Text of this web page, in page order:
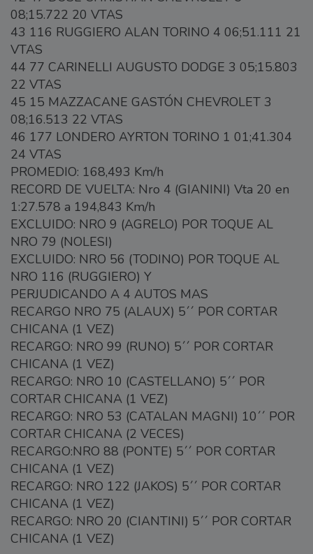
08;15.722 20 VTAS
43 116 RUGGIERO ALAN TORINO 4 06;51.111 21
VTAS
44 77 CARINELLI AUGUSTO DODGE 3 05;15.803
22 VTAS
45 15 MAZZACANE GASTÓN CHEVROLET 3
08;16.513 22 VTAS
46 177 LONDERO AYRTON TORINO 1 01;41.304
24 VTAS
PROMEDIO: 168,493 Km/h
RECORD DE VUELTA: Nro 4 (GIANINI) Vta 20 en
1:27.578 a 194,843 Km/h
EXCLUIDO: NRO 9 (AGRELO) POR TOQUE AL
NRO 79 (NOLESI)
EXCLUIDO: NRO 56 (TODINO) POR TOQUE AL
NRO 116 (RUGGIERO) Y
PERJUDICANDO A 4 AUTOS MAS
RECARGO NRO 75 (ALAUX) 5´´ POR CORTAR
CHICANA (1 VEZ)
RECARGO: NRO 99 (RUNO) 5´´ POR CORTAR
CHICANA (1 VEZ)
RECARGO: NRO 10 (CASTELLANO) 5´´ POR
CORTAR CHICANA (1 VEZ)
RECARGO: NRO 53 (CATALAN MAGNI) 10´´ POR
CORTAR CHICANA (2 VECES)
RECARGO:NRO 88 (PONTE) 5´´ POR CORTAR
CHICANA (1 VEZ)
RECARGO: NRO 122 (JAKOS) 5´´ POR CORTAR
CHICANA (1 VEZ)
RECARGO: NRO 20 (CIANTINI) 5´´ POR CORTAR
CHICANA (1 VEZ)